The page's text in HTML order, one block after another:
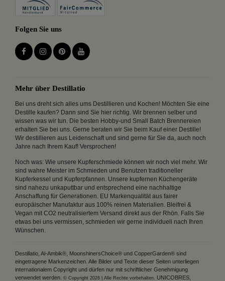
Folgen Sie uns
Mehr über Destillatio
Bei uns dreht sich alles ums Destillieren und Kochen! Möchten Sie eine
Destille kaufen? Dann sind Sie hier richtig. Wir brennen selber und
wissen was wir tun. Die besten Hobby-und Small Batch Brennereien
erhalten Sie bei uns. Gerne beraten wir Sie beim Kauf einer Destille!
Wir destillieren aus Leidenschaft und sind gerne für Sie da, auch noch
Jahre nach Ihrem Kauf! Versprochen!
Noch was: Wie unsere Kupferschmiede können wir noch viel mehr. Wir
sind wahre Meister im Schmieden und Benutzen traditioneller
Kupferkessel und Kupferpfannen. Unsere kupfernen Küchengeräte
sind nahezu unkaputtbar und entsprechend eine nachhaltige
Anschaffung für Generationen. EU Markenqualität aus fairer
europäischer Manufaktur aus 100% reinen Materialien. Bleifrei &
Vegan mit CO2 neutralisiertem Versand direkt aus der Rhön. Falls Sie
etwas bei uns vermissen, schmieden wir gerne individuell nach Ihren
Wünschen.
Destillatio, Al-Ambik®, MoonshinersChoice® und CopperGarden® sind
eingetragene Markenzeichen. Alle Bilder und Texte dieser Seiten unterliegen
internationalem Copyright und dürfen nur mit schriftlicher Genehmigung
verwendet werden. © Copyright 2026 | Alle Rechte vorbehalten. UNICOBRES,